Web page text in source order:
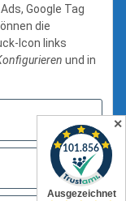
Google Tag
die
Icon links
und in
✕